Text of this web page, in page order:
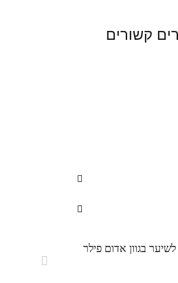
קשורים
בגוון אדום פילר